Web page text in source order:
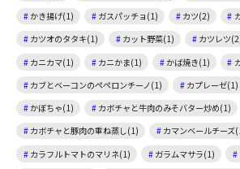
かき揚げ(1)
ガスパッチョ(1) カツ(2)
カツオのタタキ(1)
カット野菜(1) カツレツ
カニカマ(1)
カニかま(1) かば焼き(1)
カブとベーコンのペペロンチーノ(1)
カプレーゼ(1)
かぼちゃ(1)
カボチャと牛肉のみそバター炒め(1)
カボチャと豚肉の重ね蒸し(1)
カマンベールチーズ
カラフルトマトのマリネ(1)
ガラムマサラ(1)